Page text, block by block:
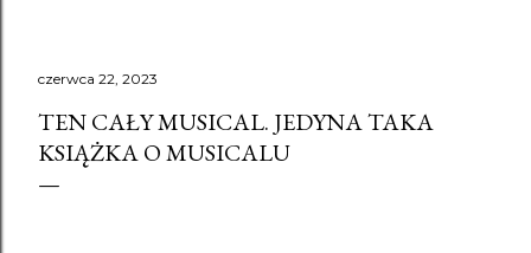
czerwca 22, 2023
TEN CAŁY MUSICAL. JEDYNA TAKA
KSIĄŻKA O MUSICALU